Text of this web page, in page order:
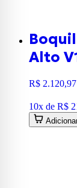
Alto
R$ 2.120,97
10x de R$